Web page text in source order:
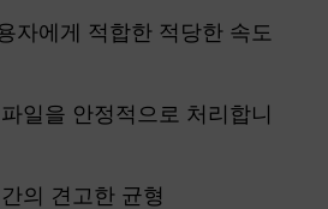
자에게 적합한 적당한 속도
일을 안정적으로 처리합니
의 견고한 균형